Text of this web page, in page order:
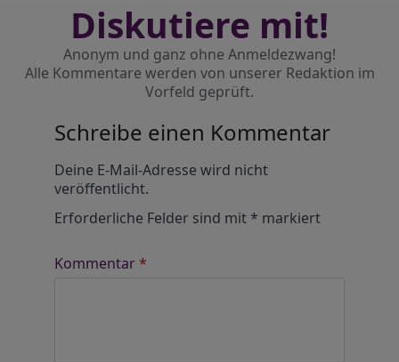
Diskutiere mit!
Anonym und ganz ohne Anmeldezwang!
Alle Kommentare werden von unserer Redaktion im
Vorfeld geprüft.
Schreibe einen Kommentar
Deine E-Mail-Adresse wird nicht
veröffentlicht.
Erforderliche Felder sind mit* markiert
Kommentar*